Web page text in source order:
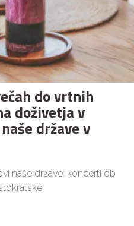
do vrtnih
doživetja v
države v
naše države: koncerti ob